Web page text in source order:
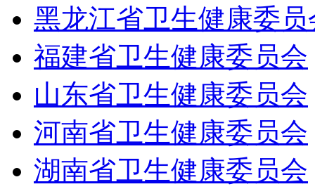
黑龙江省卫生健康委员
福建省卫生健康委员会
山东省卫生健康委员会
河南省卫生健康委员会
湖南省卫生健康委员会